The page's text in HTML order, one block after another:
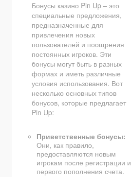
Бонусы казино Pin Up – это
специальные предложения,
предназначенные для
привлечения новых
пользователей и поощрения
постоянных игроков. Эти
бонусы могут быть в разных
формах и иметь различные
условия использования. Вот
несколько основных типов
бонусов, которые предлагает
Pin Up:
Приветственные бонусы:
Они, как правило,
предоставляются новым
игрокам после регистрации и
первого пополнения счета.